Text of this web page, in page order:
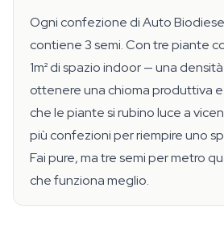
Ogni confezione di Auto
contiene 3 semi. Con tre piante
1m² di spazio indoor — una
ottenere una chioma produttiva
che le piante si rubino luce a
più confezioni per riempire uno
Fai pure, ma tre semi per metro
che funziona meglio.